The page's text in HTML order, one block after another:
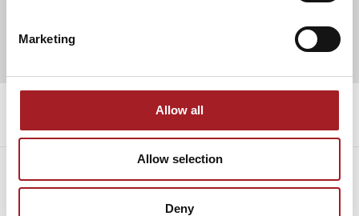
Marketing
Allow all
Allow selection
Deny
PARTNER